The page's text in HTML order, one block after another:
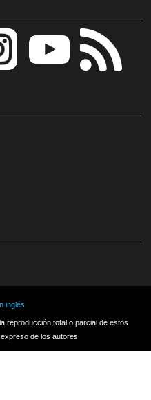
inglés
reproducción total o parcial de estos
de los autores.